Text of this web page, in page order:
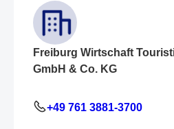
Freiburg Wirtschaft
GmbH & Co. KG
+49 761 3881-3700